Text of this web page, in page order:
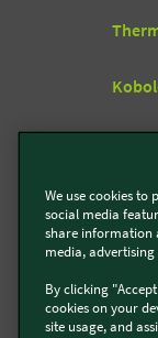
Zum
We use cookies to
social media
share information
media,
By clicking
cookies on your
site usage, and